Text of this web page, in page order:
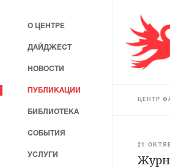
ЦЕНТР
21
О ЦЕНТРЕ
ДАЙДЖЕСТ
НОВОСТИ
ПУБЛИКАЦИИ
БИБЛИОТЕКА
СОБЫТИЯ
УСЛУГИ